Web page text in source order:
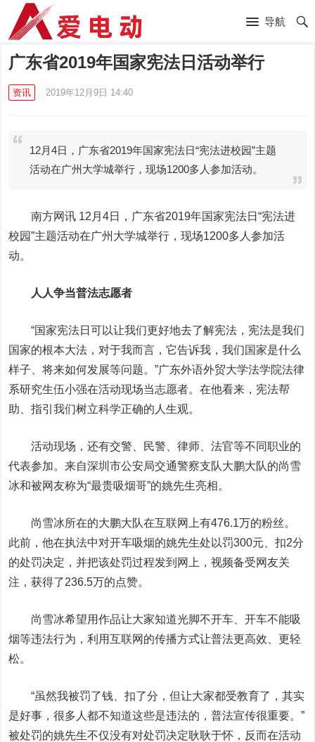
导航
广东省2019年国家宪法日活动举行
资讯 2019年12月9日 14:40
12月4日，广东省2019年国家宪法日“宪法进校园”主题
活动在广州大学城举行，现场1200多人参加活动。
南方网讯 12月4日，广东省2019年国家宪法日“宪法进
校园”主题活动在广州大学城举行，现场1200多人参加活
动。
人人争当普法志愿者
“国家宪法日可以让我们更好地去了解宪法，宪法是我们
国家的根本大法，对于我而言，它告诉我，我们国家是什么
样子、将来如何发展等问题。”广东外语外贸大学法学院法律
系研究生伍小强在活动现场当志愿者。在他看来，宪法帮
助、指引我们树立科学正确的人生观。
活动现场，还有交警、民警、律师、法官等不同职业的
代表参加。来自深圳市公安局交通警察支队大鹏大队的尚雪
冰和被网友称为“最贵吸烟哥”的姚先生亮相。
尚雪冰所在的大鹏大队在互联网上有476.1万的粉丝。
此前，他在执法中对开车吸烟的姚先生处以罚300元、扣2分
的处罚决定，并把该处罚过程发到网上，视频备受网友关
注，获得了236.5万的点赞。
尚雪冰希望用作品让大家知道光脚不开车、开车不能吸
烟等违法行为，利用互联网的传播方式让普法更高效、更轻
松。
“虽然我被罚了钱、扣了分，但让大家都受教育了，其实
是好事，很多人都不知道这些是违法的，普法宣传很重要。”
被处罚的姚先生不仅没有对处罚决定耿耿于怀，反而在活动